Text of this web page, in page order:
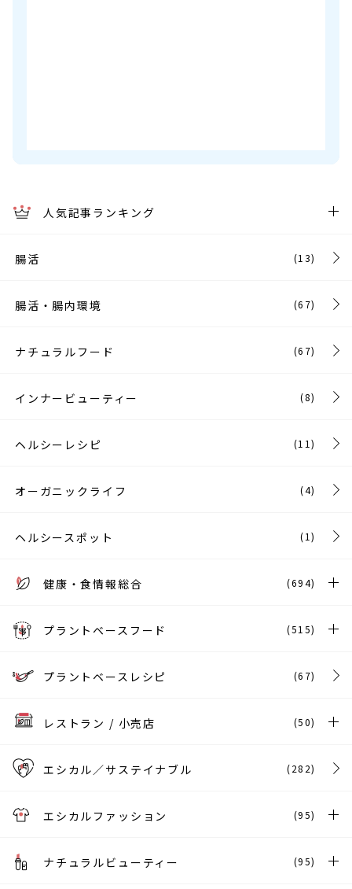
人気記事ランキング
腸活 (13)
腸活・腸内環境 (67)
ナチュラルフード (67)
インナービューティー (8)
ヘルシーレシピ (11)
オーガニックライフ (4)
ヘルシースポット (1)
健康・食情報総合 (694)
プラントベースフード (515)
プラントベースレシピ (67)
レストラン / 小売店 (50)
エシカル／サステイナブル (282)
エシカルファッション (95)
ナチュラルビューティー (95)